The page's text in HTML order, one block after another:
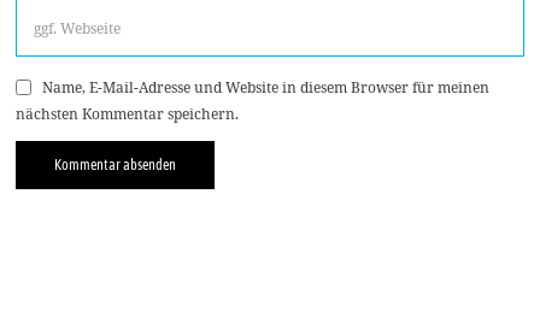
Name, E-Mail-Adresse und Website in diesem Browser für meinen
nächsten Kommentar speichern.